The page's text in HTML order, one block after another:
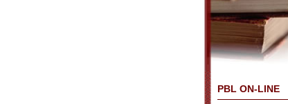
PBL ON-LINE